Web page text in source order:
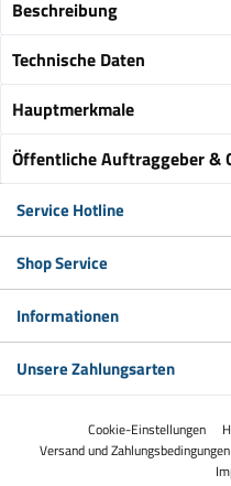
Beschreibung
Technische Daten
Hauptmerkmale
Öffentliche Auftraggeber &
Service Hotline
Shop Service
Informationen
Unsere Zahlungsarten
Cookie-Einstellungen
Versand und Zahlungsbedingungen